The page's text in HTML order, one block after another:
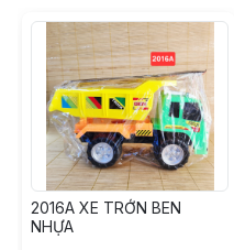
2016A XE TRỚN BEN
NHỰA